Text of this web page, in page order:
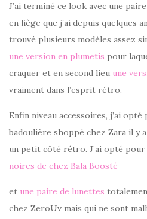
J’ai terminé ce look avec une
en liège que j’ai depuis quelques
trouvé plusieurs modèles assez
une version en plumetis pour
craquer et en second lieu une
vraiment dans l’esprit rétro.
Enfin niveau accessoires, j’ai
badoulière shoppé chez Zara il y
un petit côté rétro. J’ai opté pour
noires de chez Bala Boosté
et une paire de lunettes
chez ZeroUv mais qui ne sont